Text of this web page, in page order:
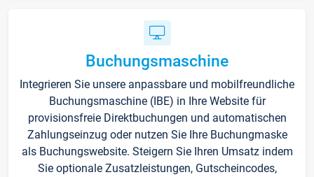
Buchungsmaschine
Integrieren Sie unsere anpassbare und mobilfreundliche
Buchungsmaschine (IBE) in Ihre Website für
provisionsfreie Direktbuchungen und automatischen
Zahlungseinzug oder nutzen Sie Ihre Buchungmaske
als Buchungswebsite. Steigern Sie Ihren Umsatz indem
Sie optionale Zusatzleistungen, Gutscheincodes,